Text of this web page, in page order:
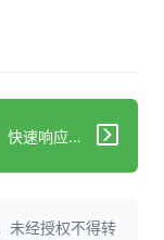
下一篇：快速响应中风挽救更多生命，DJ分享康复经历
未经授权不得转